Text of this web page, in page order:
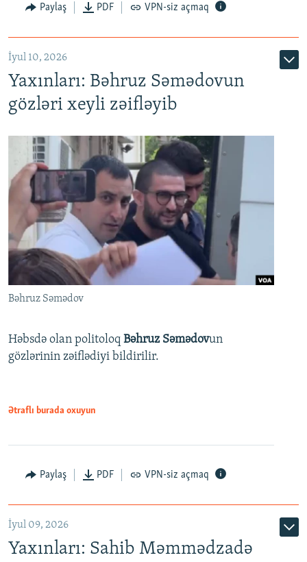
Paylaş PDF VPN-siz açmaq
İyul 10, 2026
Yaxınları: Bəhruz Səmədovun
gözləri xeyli zəifləyib
Bəhruz Səmədov
Həbsdə olan politoloq Bəhruz Səmədovun
gözlərinin zəiflədiyi bildirilir.
Ətraflı burada oxuyun
Paylaş PDF VPN-siz açmaq
İyul 09, 2026
Yaxınları: Sahib Məmmədzadə